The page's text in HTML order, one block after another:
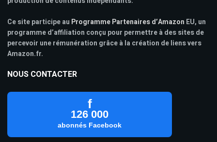
Ce site participe au Programme Partenaires d’Amazon EU, un
programme d’affiliation conçu pour permettre à des sites de
percevoir une rémunération grâce à la création de liens vers
Amazon.fr.
NOUS CONTACTER
f
126 000
abonnés Facebook